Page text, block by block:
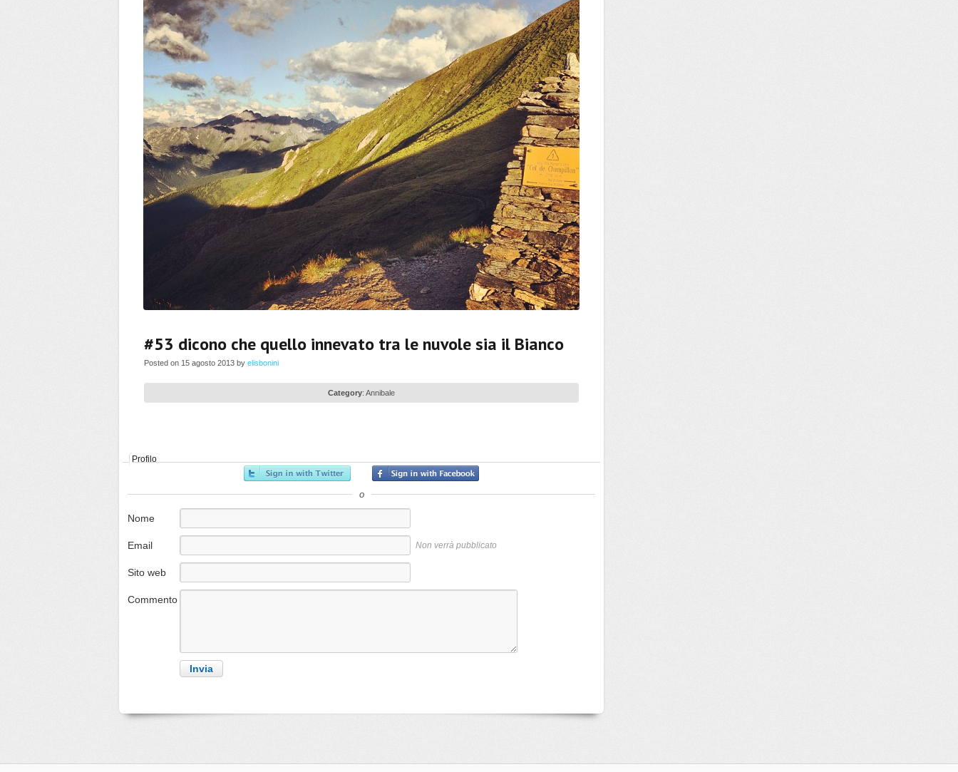
#53 dicono che quello innevato tra le nuvole sia il Bianco
Posted on 15 agosto 2013 by elisbonini
Category: Annibale
Profilo
o
Nome
Email Non verrà pubblicato
Sito web
Commento